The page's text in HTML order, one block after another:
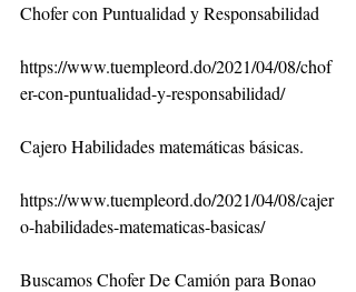
Chofer con Puntualidad y Responsabilidad
https://www.tuempleord.do/2021/04/08/chof
er-con-puntualidad-y-responsabilidad/
Cajero Habilidades matemáticas básicas.
https://www.tuempleord.do/2021/04/08/cajer
o-habilidades-matematicas-basicas/
Buscamos Chofer De Camión para Bonao